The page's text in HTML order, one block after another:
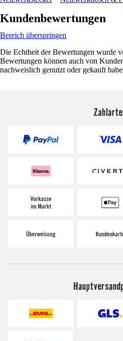
Kundenbewertungen
Bereich überspringen
Die Echtheit der Bewertungen wurde
Bewertungen können auch von
nachweislich genutzt oder gekauft